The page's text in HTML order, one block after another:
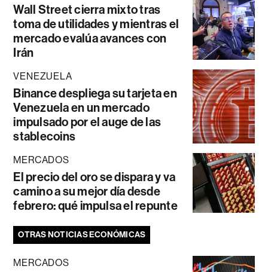
Wall Street cierra mixto tras
toma de utilidades y mientras el
mercado evalúa avances con
Irán
VENEZUELA
Binance despliega su tarjeta en
Venezuela en un mercado
impulsado por el auge de las
stablecoins
MERCADOS
El precio del oro se dispara y va
camino a su mejor día desde
febrero: qué impulsa el repunte
OTRAS NOTICIAS ECONÓMICAS
MERCADOS